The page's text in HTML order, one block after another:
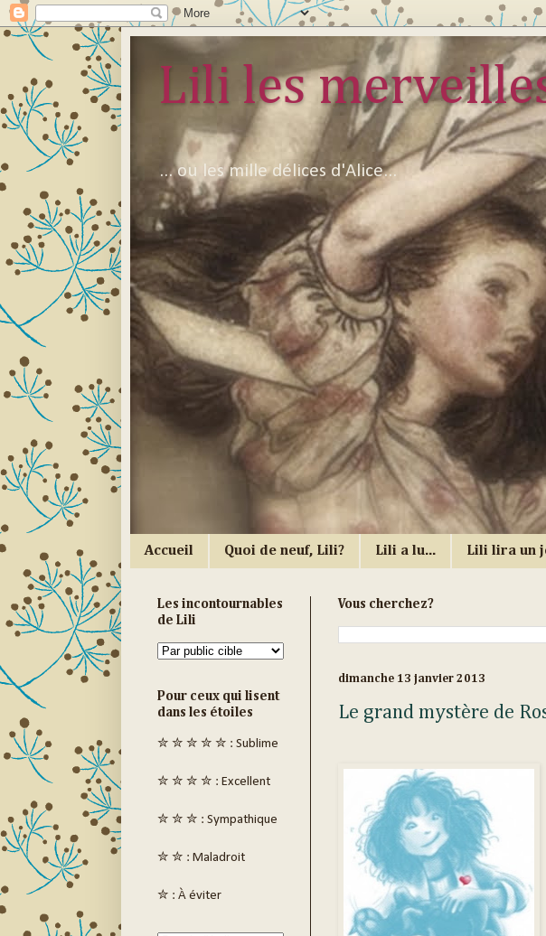
Lili les
... ou les mille délices d'Alice...
Accueil Quoi de neuf, Lili? Lili a lu... Lili lira un
Vous cherchez?
dimanche 13 janvier 2013
Le grand mystère de
Les incontournables
de Lili
Pour ceux qui lisent
dans les étoiles
✮ ✮ ✮ ✮ ✮ : Sublime
✮ ✮ ✮ ✮ : Excellent
✮ ✮ ✮ : Sympathique
✮ ✮ : Maladroit
✮ : À éviter